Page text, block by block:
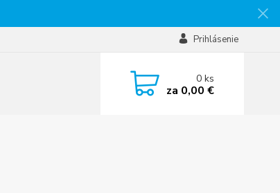
Prihlásenie
0ks
za 0,00 €